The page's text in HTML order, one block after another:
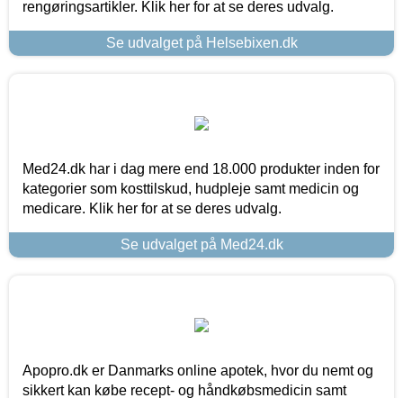
rengøringsartikler. Klik her for at se deres udvalg.
Se udvalget på Helsebixen.dk
Med24.dk har i dag mere end 18.000 produkter inden for
kategorier som kosttilskud, hudpleje samt medicin og
medicare. Klik her for at se deres udvalg.
Se udvalget på Med24.dk
Apopro.dk er Danmarks online apotek, hvor du nemt og
sikkert kan købe recept- og håndkøbsmedicin samt